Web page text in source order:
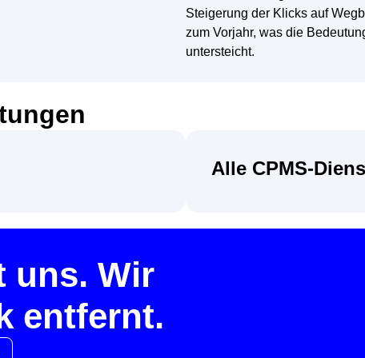
Steigerung der Klicks auf
zum Vorjahr, was die
untersteicht.
Alle CPMS-
uns. Wir
entfernt.